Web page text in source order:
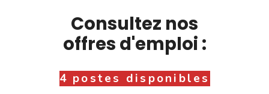
Consultez nos
offres d'emploi :
4 postes disponibles